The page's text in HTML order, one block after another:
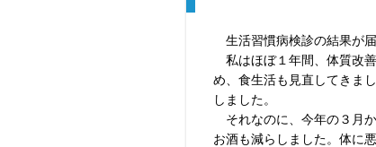
生活習慣病検診の結果が届
私はほぼ１年間、体質改
め、食生活も見直してきま
しました。
それなのに、今年の３月
お酒も減らしました。体に